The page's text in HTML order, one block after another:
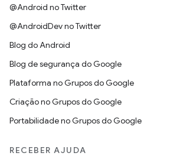
@Android no Twitter
@AndroidDev no Twitter
Blog do Android
Blog de segurança do Google
Plataforma no Grupos do Google
Criação no Grupos do Google
Portabilidade no Grupos do Google
RECEBER AJUDA